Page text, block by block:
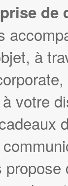
à
votre